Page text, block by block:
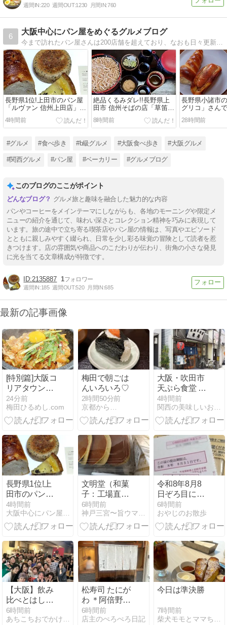
週間IN:220 週間OUT:1230 月間IN:760
6
大阪中心にパン屋をめぐるグルメブログ
今まで訪れたパン屋さんは200店舗を超えており、なおも日々更新中！大阪をメインに1日1店舗のペースでパン屋めぐりを楽しんでます。パン好きの方や、お店選びの参考にしたい方はフォローしていただけると行きたいお店が見つかるかも？
長野県1位!上田市のパン屋
「ルヴァン 信州上田店」さ
4時間前
絶品くるみダレ!!長野県上
田市 信州そばの店「草笛」
さん
8時間前
長野県小諸市
グリコ」さん
ング
28時間前
#グルメ #食べ歩き #b級グルメ #大阪食べ歩き #大阪グルメ
#関西グルメ #パン屋 #ベーカリー #グルメブログ
このブログのここがポイント
グルメ旅と趣味を融合した魅力的な内容
パンやコーヒーをメインテーマにしながらも、各地のモーニングや限定メ
ニューの紹介を通じて、味わい深さとコレクション精神を巧みに表現して
います。旅の途中で立ち寄る喫茶店やパン屋の情報は、写真やエピソード
とともに親しみやすく綴られ、日常を少し彩る味覚の冒険として読者を惹
きつけます。店の雰囲気や商品へのこだわりが伝わり、街角の小さな発見
に光を当てる文章構成が特徴です。
2135887 1
週間IN:185 週間OUT:520 月間IN:685
最新の記事画像
[特別篇]大阪コ
リアタウンで
本場の味をリ
ーズナブルに
24分前
梅田ひるめし.com
梅田で朝ごは
んいろいろ♡
2時間50分前
京都から…
大阪・吹田市
天ぷら食堂 魚
徳に行ってみ
た
4時間前
関西の美味しいお店どこ？
長野県1位!上
田市のパン屋
「ルヴァン 信
州上田店」さ
ん
4時間前
大阪中心にパン屋をめぐるグルメブログ
文明堂（和菓
子：工場直売
店）～旨１４
１１～
6時間前
神戸三宮〜旨ウマ日記
令和8年8月8
日ぞろ目に返
信
6時間前
おやじのお散歩
【大阪】飲み
比べとはしご
酒の昼飲みが
楽しすぎる飲
6時間前
あちこちおでかけ、旅行、大好き 思いつくまま〜
松寿司 たにが
わ ＊阿倍野の
超人気寿司店
6時間前
店主のぺろぺろ日記
今日は準決勝
7時間前